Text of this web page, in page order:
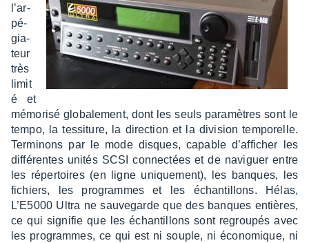
l’ar­
pé­
gia­
teur
très
limit
é et
mémo­risé globa­le­ment, dont les seuls para­mètres sont le
tempo, la tessi­ture, la direc­tion et la divi­sion tempo­relle.
Termi­nons par le mode disques, capable d’af­fi­cher les
diffé­rentes unités SCSI connec­tées et de navi­guer entre
les réper­toires (en ligne unique­ment), les banques, les
fichiers, les programmes et les échan­tillons. Hélas,
L’E5000 Ultra ne sauve­garde que des banques entières,
ce qui signi­fie que les échan­tillons sont regrou­pés avec
les programmes, ce qui est ni souple, ni écono­mique, ni